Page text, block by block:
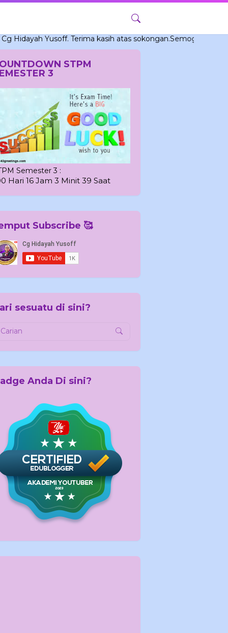
Yusoff. Terima kasih atas sokongan.Semoga bermanfaat
STPM
3
Semester 3 :
Hari 16 Jam 3 Minit 38 Saat
Subscribe 🥰
sesuatu di sini?
Anda Di sini?